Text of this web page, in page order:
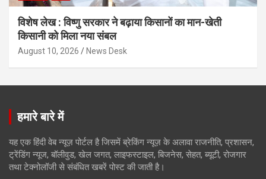
विशेष लेख : विष्णु सरकार ने बढ़ाया किसानों का मान-खेती
किसानी को मिला नया संबल
August 10, 2026 News Desk
हमारे बारे में
यह एक हिंदी वेब न्यूज़ पोर्टल है जिसमें ब्रेकिंग न्यूज़ के अलावा राजनीति, प्रशासन,
ट्रेंडिंग न्यूज, बॉलीवुड, खेल जगत, लाइफस्टाइल, बिजनेस, सेहत, ब्यूटी, रोजगार
तथा टेक्नोलॉजी से संबंधित खबरें पोस्ट की जाती है।